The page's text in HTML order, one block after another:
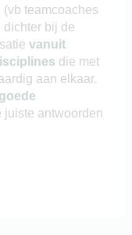
(vb teamcoaches
dichter bij de
vanuit
die met
aan elkaar.
goede
juiste antwoorden